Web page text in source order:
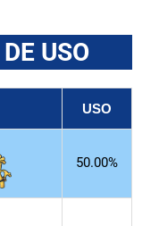
USO
USO
50.00%